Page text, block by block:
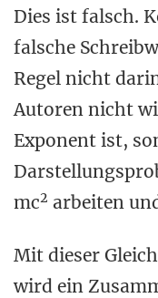
Dies ist falsch.
falsche
Regel nicht
Autoren nicht
Exponent ist,
mc2 arbeiten
Mit dieser
wird ein